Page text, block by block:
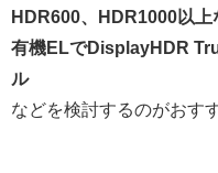
HDR600、HDR1000以
有機ELでDisplayHDR
ル
などを検討するのがおす